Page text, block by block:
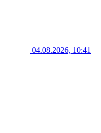
04.08.2026, 10:41